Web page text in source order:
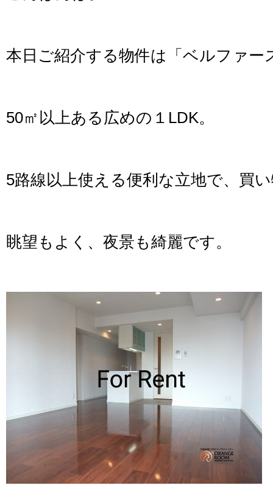
本日ご紹介する物件は「ベルファー
50㎡以上ある広めの１LDK。
5路線以上使える便利な立地で、買
眺望もよく、夜景も綺麗です。